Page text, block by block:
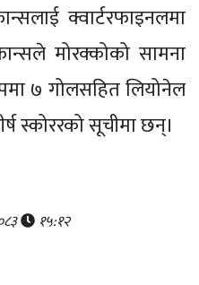
क्वार्टरफाइनलमा
मोरक्कोको सामना
७ गोलसहित लियोनेल
स्कोररको सूचीमा छन्।
१५:१२